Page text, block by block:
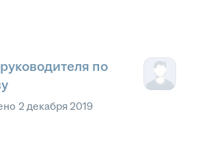
по
2 декабря 2019